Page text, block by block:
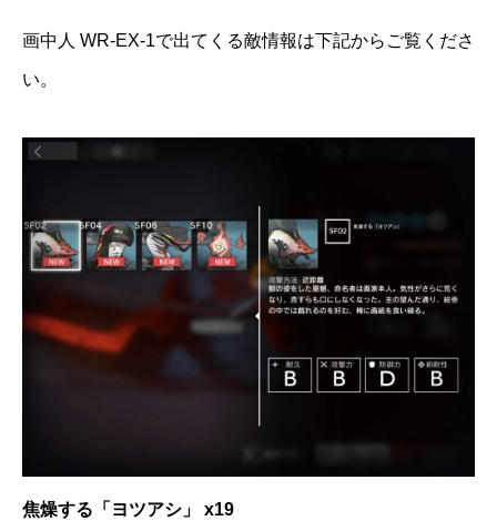
画中人 WR-EX-1で出てくる敵情報は下記からご覧くださ
い。
焦燥する「ヨツアシ」 x19